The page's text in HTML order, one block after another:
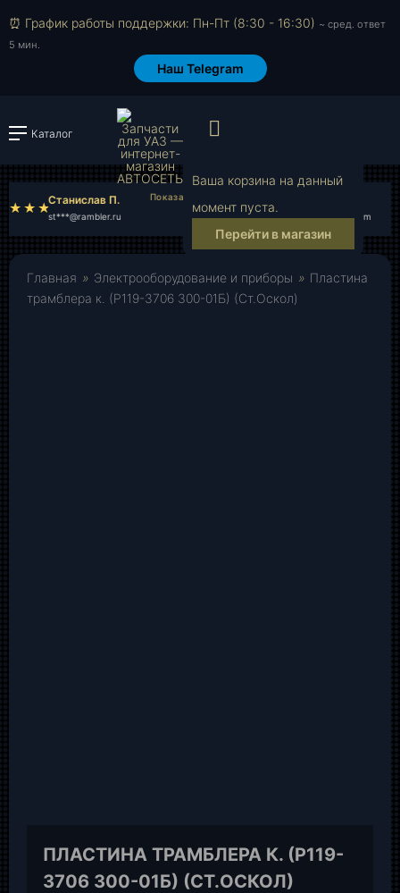
⏰ График работы поддержки: Пн-Пт (8:30 - 16:30) ~ сред. ответ
5 мин.
Наш Telegram
Каталог Войти или
Ваша корзина на данный
момент пуста.
Перейти в магазин
Станислав П.
st***@rambler.ru il***@yahoo.com
Главная » Электрооборудование и приборы » Пластина
трамблера к. (Р119-3706 300-01Б) (Ст.Оскол)
ПЛАСТИНА ТРАМБЛЕРА К. (Р119-
3706 300-01Б) (СТ.ОСКОЛ)